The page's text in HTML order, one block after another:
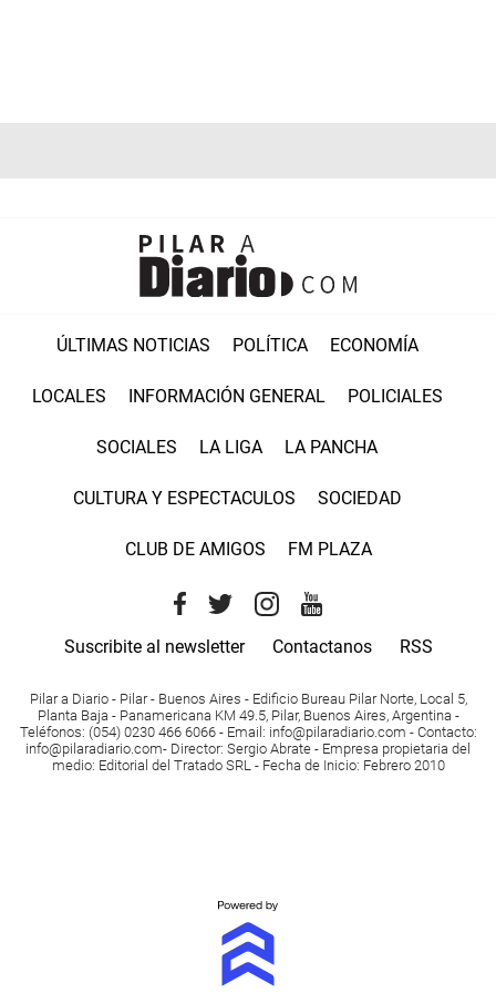
ÚLTIMAS NOTICIAS POLÍTICA ECONOMÍA
LOCALES INFORMACIÓN GENERAL POLICIALES
SOCIALES LA LIGA LA PANCHA
CULTURA Y ESPECTACULOS SOCIEDAD
CLUB DE AMIGOS FM PLAZA
Suscribite al newsletter Contactanos RSS
Pilar a Diario - Pilar - Buenos Aires - Edificio Bureau Pilar Norte, Local 5,
Planta Baja - Panamericana KM 49.5, Pilar, Buenos Aires, Argentina -
Teléfonos: (054) 0230 466 6066 - Email : info@pilaradiario.com - Contacto:
info@pilaradiario.com- Director: Sergio Abrate - Empresa propietaria del
medio: Editorial del Tratado SRL - Fecha de Inicio: Febrero 2010